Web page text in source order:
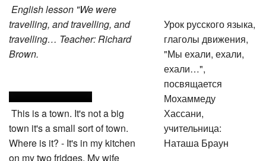
English lesson "We were
travelling, and travelling, and
travelling… Teacher: Richard
Brown.
This is a town. It's not a big
town it's a small sort of town.
Where is it? - It's in my kitchen
on my two fridges. My wife
Урок русского языка,
глаголы движения,
"Мы ехали, ехали,
ехали…",
посвящается
Мохаммеду
Хассани,
учительница:
Наташа Браун